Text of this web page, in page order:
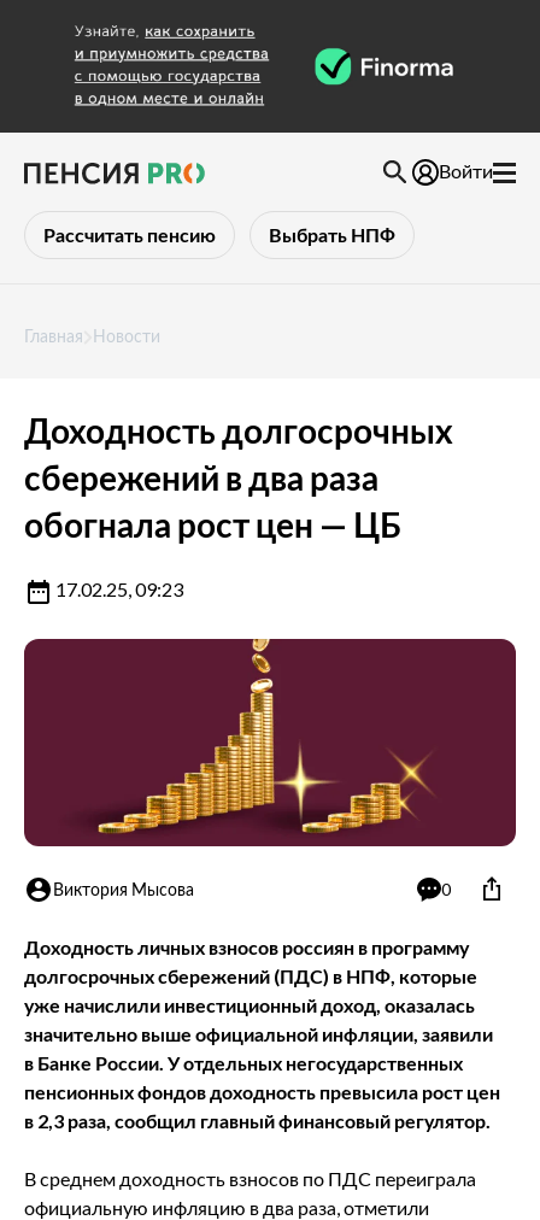
Рассчитать пенсию Выбрать НПФ
Войти
Главная Новости
Доходность долгосрочных
сбережений в два раза
обогнала рост цен — ЦБ
17.02.25, 09:23
Виктория Мысова 0
Доходность личных взносов россиян в программу
долгосрочных сбережений (ПДС) в НПФ, которые
уже начислили инвестиционный доход, оказалась
значительно выше официальной инфляции, заявили
в Банке России. У отдельных негосударственных
пенсионных фондов доходность превысила рост цен
в 2,3 раза, сообщил главный финансовый регулятор.
В среднем доходность взносов по ПДС переиграла
официальную инфляцию в два раза, отметили